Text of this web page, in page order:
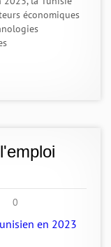
économiques
0